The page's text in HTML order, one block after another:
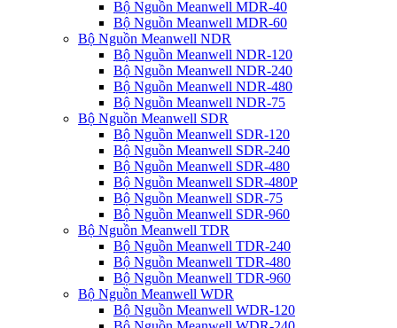
Bộ Nguồn Meanwell MDR-40
Bộ Nguồn Meanwell MDR-60
Bộ Nguồn Meanwell NDR
Bộ Nguồn Meanwell NDR-120
Bộ Nguồn Meanwell NDR-240
Bộ Nguồn Meanwell NDR-480
Bộ Nguồn Meanwell NDR-75
Bộ Nguồn Meanwell SDR
Bộ Nguồn Meanwell SDR-120
Bộ Nguồn Meanwell SDR-240
Bộ Nguồn Meanwell SDR-480
Bộ Nguồn Meanwell SDR-480P
Bộ Nguồn Meanwell SDR-75
Bộ Nguồn Meanwell SDR-960
Bộ Nguồn Meanwell TDR
Bộ Nguồn Meanwell TDR-240
Bộ Nguồn Meanwell TDR-480
Bộ Nguồn Meanwell TDR-960
Bộ Nguồn Meanwell WDR
Bộ Nguồn Meanwell WDR-120